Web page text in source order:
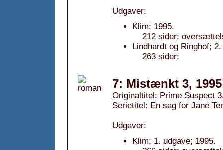
Udgaver:
Klim; 1995.
212 sider;
Lindhardt og Ringhof;
263 sider;
7: Mistænkt 3, 1995
Originaltitel: Prime Suspect
Serietitel: En sag for Jane
Udgaver:
Klim; 1. udgave; 1995.